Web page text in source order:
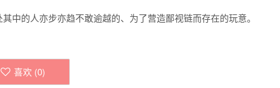
中的人亦步亦趋不敢逾越的、为了营造鄙视链而存在的玩意。
喜欢 (0)